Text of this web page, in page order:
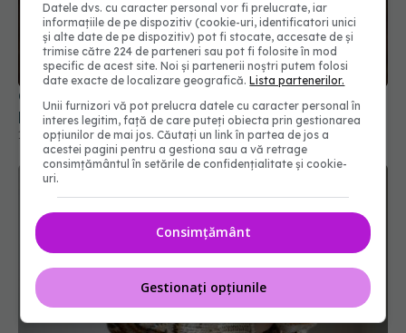
Ce să faci dacă ți-ai ars limba: 9 metode simple
pentru limba arsă
14 noi 2025, 21:07
Cum să îți îngrijești puloverele din lână. Trucuri
care previn micșorarea și scămoșarea
Datele dvs. cu caracter personal vor fi prelucrate, iar
informațiile de pe dispozitiv (cookie-uri, identificatori unici
și alte date de pe dispozitiv) pot fi stocate, accesate de și
trimise către 224 de parteneri sau pot fi folosite în mod
specific de acest site. Noi și partenerii noștri putem folosi
date exacte de localizare geografică.Lista partenerilor.
Unii furnizori vă pot prelucra datele cu caracter personal în
interes legitim, față de care puteți obiecta prin gestionarea
opțiunilor de mai jos. Căutați un link în partea de jos a
acestei pagini pentru a gestiona sau a vă retrage
consimțământul în setările de confidențialitate și cookie-
uri.
Consimțământ
Gestionați opțiunile